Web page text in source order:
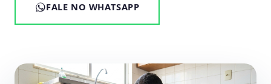
FALE NO WHATSAPP